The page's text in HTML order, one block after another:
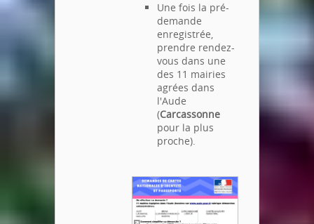
Une fois la pré-
demande
enregistrée,
prendre rendez-
vous dans une
des 11 mairies
agrées dans
l'Aude
(Carcassonne
pour la plus
proche).